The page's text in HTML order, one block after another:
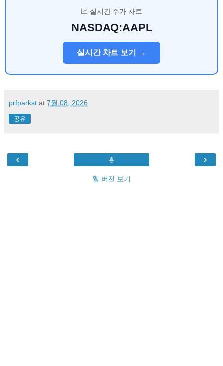
📈 실시간 주가 차트
NASDAQ:AAPL
실시간 차트 보기 →
prfparkst at 7월 08, 2026
공유
‹ ›
홈
웹 버전 보기